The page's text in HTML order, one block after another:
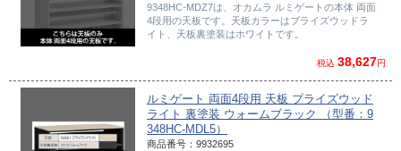
9348HC-MDZ7は、オカムラ ルミゲートの本体 両面
4段用の天板です。天板カラーはプライズウッドラ
イト、天板裏塗装はホワイトです。
税込 38,627円
ルミゲート 両面4段用 天板 プライズウッド
ライト 裏塗装 ウォームブラック （型番：9
348HC-MDL5）
商品番号：9932695